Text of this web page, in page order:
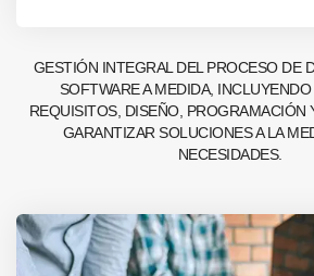
GESTIÓN INTEGRAL DEL PROCESO DE
SOFTWARE A MEDIDA,
REQUISITOS, DISEÑO, PROGRAMACIÓN
GARANTIZAR SOLUCIONES A LA
NECESIDADES.